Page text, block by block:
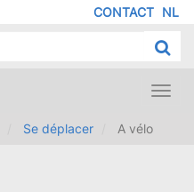
NL
DE
CONTACT
Se déplacer A vélo